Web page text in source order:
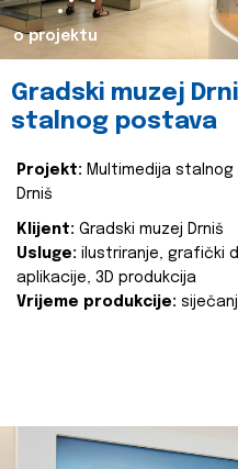
o projektu
Gradski muzej
stalnog postava
Projekt: Multimedija
Drniš
Klijent: Gradski muzej Drniš
Usluge: ilustriranje, grafički
aplikacije, 3D produkcija
Vrijeme produkcije: